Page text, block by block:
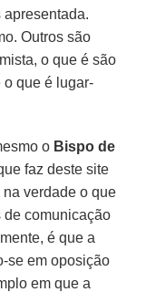
Outros são
o que é são
o que é lugar-
o Bispo de
faz deste site
na verdade o que
de comunicação
é que a
se em oposição
em que a